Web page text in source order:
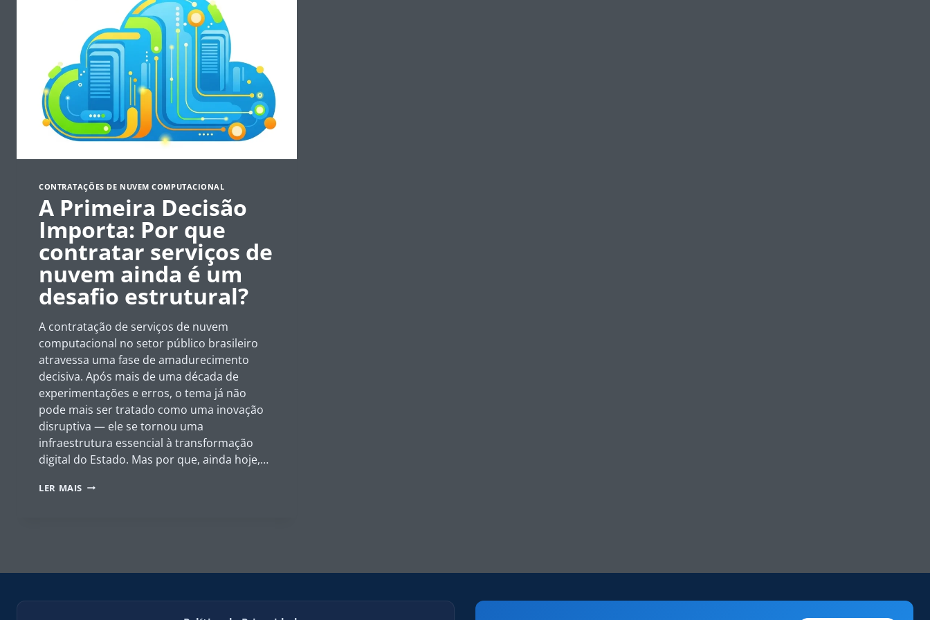
CONTRATAÇÕES DE NUVEM COMPUTACIONAL
A Primeira Decisão
Importa: Por que
contratar serviços de
nuvem ainda é um
desafio estrutural?
A contratação de serviços de nuvem
computacional no setor público brasileiro
atravessa uma fase de amadurecimento
decisiva. Após mais de uma década de
experimentações e erros, o tema já não
pode mais ser tratado como uma inovação
disruptiva — ele se tornou uma
infraestrutura essencial à transformação
digital do Estado. Mas por que, ainda hoje,…
LER MAIS A
SERVIÇOS
NUVEM